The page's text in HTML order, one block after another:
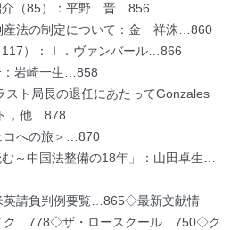
介（85）：平野 晋…856
産法の制定について：金 祥洙…860
）：Ｉ．ヴァンバール…866
：岩崎一生…858
スト局長の退任にあたってGonzales
，他…878
コへの旅＞…870
～中国法整備の18年」：山田卓生…
請負判例要覧…865◇最新文献情
…778◇ザ・ロースクール…750◇ク